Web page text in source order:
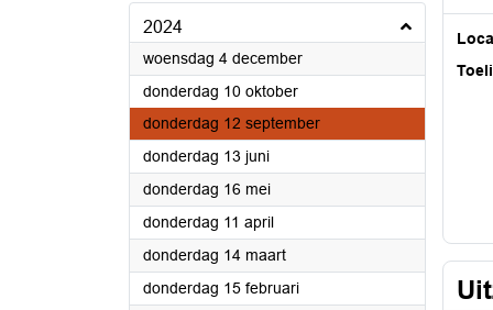
2024
woensdag 4 december2024
donderdag 10 oktober2024
donderdag 12 september2024
donderdag 13 juni2024
donderdag 16 mei2024
donderdag 11 april2024
donderdag 14 maart2024
donderdag 15 februari2024